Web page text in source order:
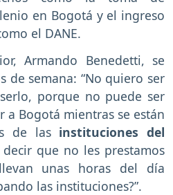
en Bogotá y el ingreso
el DANE.
Armando Benedetti, se
de semana: “No quiero ser
porque no puede ser
a Bogotá mientras se están
de las instituciones del
que no les prestamos
unas horas del día
las instituciones?”.